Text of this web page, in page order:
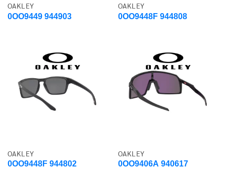
OAKLEY
0OO9449 944903
OAKLEY
0OO9448F 944808
OAKLEY
0OO9448F 944802
OAKLEY
0OO9406A 940617